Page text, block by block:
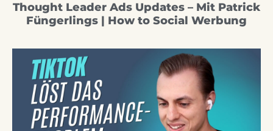
Thought Leader Ads Updates – Mit Patrick
Füngerlings | How to Social Werbung